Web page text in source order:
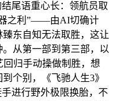
尾语重心长：领航员取
之利”——由AI切确计
东自知无法取胜，这让
从第一部到第三部，以
归手动操做制胜，想
个别，《飞驰人生3》
进行野外极限换胎，不